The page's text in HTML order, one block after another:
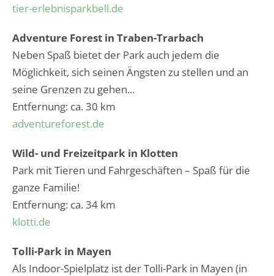
tier-erlebnisparkbell.de
Adventure Forest in Traben-Trarbach
Neben Spaß bietet der Park auch jedem die
Möglichkeit, sich seinen Ängsten zu stellen und an
seine Grenzen zu gehen...
Entfernung: ca. 30 km
adventureforest.de
Wild- und Freizeitpark in Klotten
Park mit Tieren und Fahrgeschäften – Spaß für die
ganze Familie!
Entfernung: ca. 34 km
klotti.de
Tolli-Park in Mayen
Als Indoor-Spielplatz ist der Tolli-Park in Mayen (in